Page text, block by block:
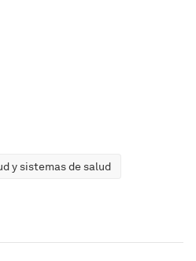
y sistemas de salud